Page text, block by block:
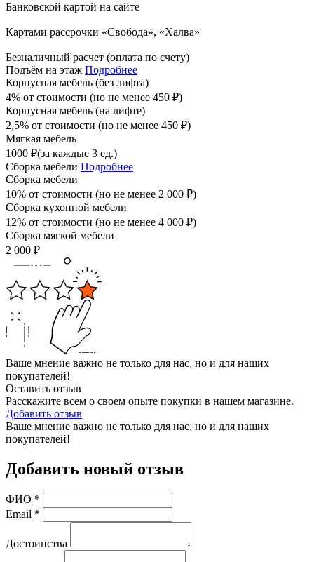
Банковской картой на сайте
Картами рассрочки «Свобода», «Халва»
Безналичный расчет (оплата по счету)
Подъём на этаж Подробнее
Корпусная мебель (без лифта)
4% от стоимости (но не менее 450 ₽)
Корпусная мебель (на лифте)
2,5% от стоимости (но не менее 450 ₽)
Мягкая мебель
1000 ₽(за каждые 3 ед.)
Сборка мебели Подробнее
Сборка мебели
10% от стоимости (но не менее 2 000 ₽)
Сборка кухонной мебели
12% от стоимости (но не менее 4 000 ₽)
Сборка мягкой мебели
2 000 ₽
Ваше мнение важно не только для нас, но и для наших
покупателей!
Оставить отзыв
Расскажите всем о своем опыте покупки в нашем магазине.
Добавить отзыв
Ваше мнение важно не только для нас, но и для наших
покупателей!
Добавить новый отзыв
ФИО *
Email *
Достоинства